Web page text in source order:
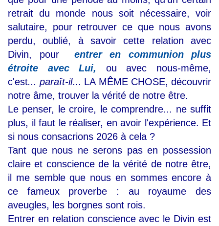
retrait du monde nous soit nécessaire, voir
salutaire, pour retrouver ce que nous avons
perdu, oublié, à savoir cette relation avec
Divin, pour entrer en communion plus
étroite avec Lui,
ou avec nous-même,
c'est... paraît-il... LA MÊME CHOSE, découvrir
notre âme, trouver la vérité de notre être.
Le penser, le croire, le comprendre... ne suffit
plus, il faut le réaliser, en avoir l'expérience. Et
si nous consacrions 2026 à cela ?
Tant que nous ne serons pas en possession
claire et conscience de la vérité de notre être,
il me semble que nous en sommes encore à
ce fameux proverbe : au royaume des
aveugles, les borgnes sont rois.
Entrer en relation conscience avec le Divin est